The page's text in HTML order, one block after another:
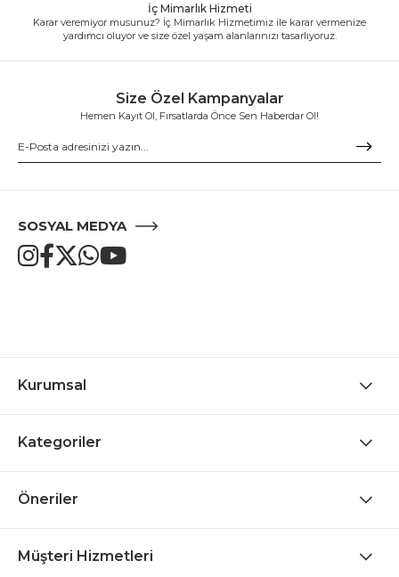
İç Mimarlık Hizmeti
Karar veremiyor musunuz? İç Mimarlık Hizmetimiz ile karar vermenize
yardımcı oluyor ve size özel yaşam alanlarınızı tasarlıyoruz.
Size Özel Kampanyalar
Hemen Kayıt Ol, Fırsatlarda Önce Sen Haberdar Ol!
SOSYAL MEDYA
Kurumsal
Kategoriler
Öneriler
Müşteri Hizmetleri